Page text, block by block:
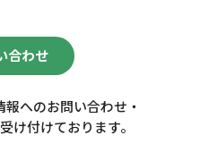
合わせ
へのお問い合わせ・
け付けております。